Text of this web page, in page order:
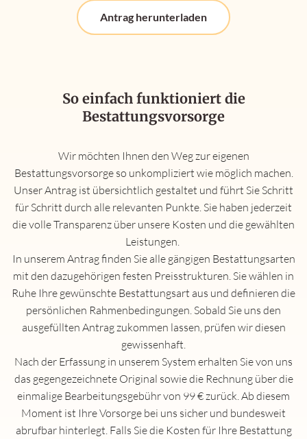
Home
Über uns
Leistungen
Erdbestattung
Seebestattung
anonyme Bestattung
Baumbestattung
Lebensbaumbestattung
Antrag herunterladen
So einfach funktioniert die
Bestattungsvorsorge
Wir möchten Ihnen den Weg zur eigenen
Bestattungsvorsorge so unkompliziert wie möglich machen.
Unser Antrag ist übersichtlich gestaltet und führt Sie Schritt
für Schritt durch alle relevanten Punkte. Sie haben jederzeit
die volle Transparenz über unsere Kosten und die gewählten
Leistungen.
In unserem Antrag finden Sie alle gängigen Bestattungsarten
mit den dazugehörigen festen Preisstrukturen. Sie wählen in
Ruhe Ihre gewünschte Bestattungsart aus und definieren die
persönlichen Rahmenbedingungen. Sobald Sie uns den
ausgefüllten Antrag zukommen lassen, prüfen wir diesen
gewissenhaft.
Nach der Erfassung in unserem System erhalten Sie von uns
das gegengezeichnete Original sowie die Rechnung über die
einmalige Bearbeitungsgebühr von 99 € zurück. Ab diesem
Moment ist Ihre Vorsorge bei uns sicher und bundesweit
abrufbar hinterlegt. Falls Sie die Kosten für Ihre Bestattung